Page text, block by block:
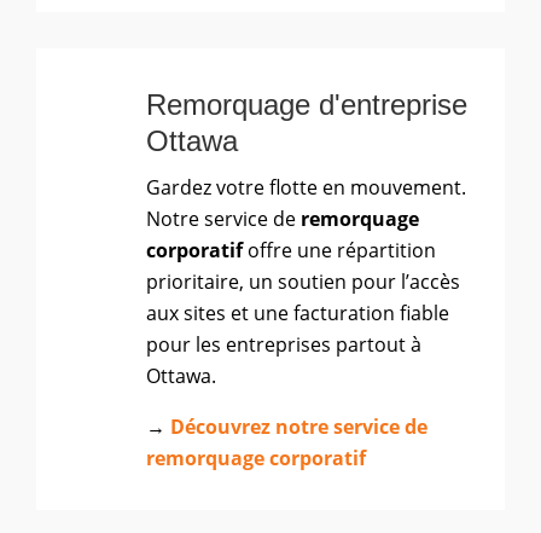
Remorquage d'entreprise
Ottawa
Gardez votre flotte en mouvement.
Notre service de remorquage
corporatifoffre une répartition
prioritaire, un soutien pour l’accès
aux sites et une facturation fiable
pour les entreprises partout à
Ottawa.
→ Découvrez notre service de
remorquage corporatif